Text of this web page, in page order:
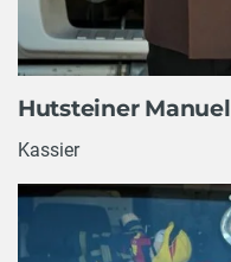
Hutsteiner Manuel
Kassier